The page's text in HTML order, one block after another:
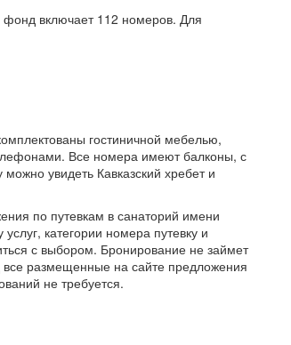
включает 112 номеров. Для
гостиничной мебелью,
Все номера имеют балконы, с
увидеть Кавказский хребет и
по путевкам в санаторий имени
категории номера путевку и
с выбором. Бронирование не займет
все размещенные на сайте предложения
не требуется.